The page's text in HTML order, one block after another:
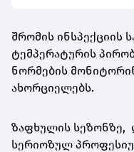
შრომის ინსპექციის
ტემპერატურის
ნორმების
ახორციელებს.
ზაფხულის სეზონზე,
სერიოზულ